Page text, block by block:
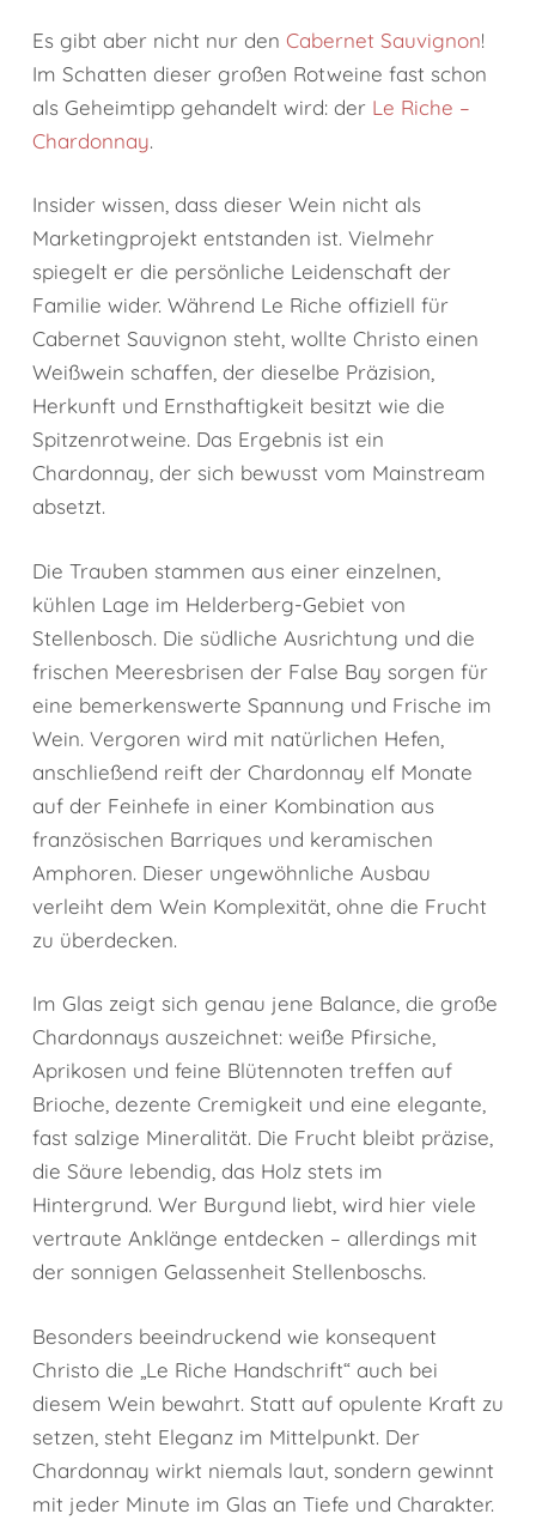
Es gibt aber nicht nur den Cabernet Sauvignon!
Im Schatten dieser großen Rotweine fast schon
als Geheimtipp gehandelt wird: der Le Riche –
Chardonnay.
Insider wissen, dass dieser Wein nicht als
Marketingprojekt entstanden ist. Vielmehr
spiegelt er die persönliche Leidenschaft der
Familie wider. Während Le Riche offiziell für
Cabernet Sauvignon steht, wollte Christo einen
Weißwein schaffen, der dieselbe Präzision,
Herkunft und Ernsthaftigkeit besitzt wie die
Spitzenrotweine. Das Ergebnis ist ein
Chardonnay, der sich bewusst vom Mainstream
absetzt.
Die Trauben stammen aus einer einzelnen,
kühlen Lage im Helderberg-Gebiet von
Stellenbosch. Die südliche Ausrichtung und die
frischen Meeresbrisen der False Bay sorgen für
eine bemerkenswerte Spannung und Frische im
Wein. Vergoren wird mit natürlichen Hefen,
anschließend reift der Chardonnay elf Monate
auf der Feinhefe in einer Kombination aus
französischen Barriques und keramischen
Amphoren. Dieser ungewöhnliche Ausbau
verleiht dem Wein Komplexität, ohne die Frucht
zu überdecken.
Im Glas zeigt sich genau jene Balance, die große
Chardonnays auszeichnet: weiße Pfirsiche,
Aprikosen und feine Blütennoten treffen auf
Brioche, dezente Cremigkeit und eine elegante,
fast salzige Mineralität. Die Frucht bleibt präzise,
die Säure lebendig, das Holz stets im
Hintergrund. Wer Burgund liebt, wird hier viele
vertraute Anklänge entdecken – allerdings mit
der sonnigen Gelassenheit Stellenboschs.
Besonders beeindruckend wie konsequent
Christo die „Le Riche Handschrift“ auch bei
diesem Wein bewahrt. Statt auf opulente Kraft zu
setzen, steht Eleganz im Mittelpunkt. Der
Chardonnay wirkt niemals laut, sondern gewinnt
mit jeder Minute im Glas an Tiefe und Charakter.